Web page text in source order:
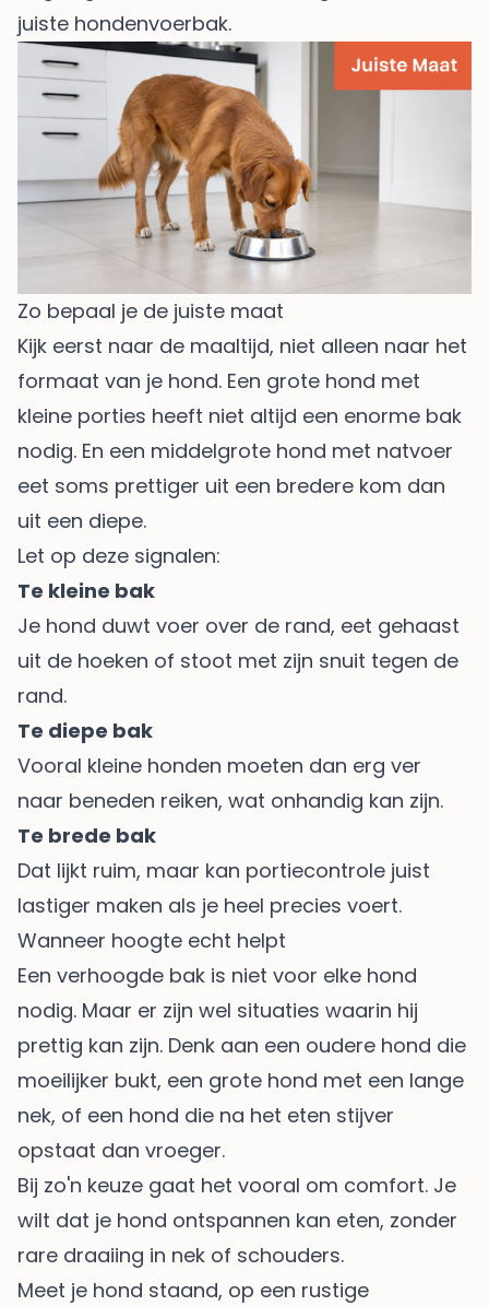
juiste hondenvoerbak.
Zo bepaal je de juiste maat
Kijk eerst naar de maaltijd, niet alleen naar het
formaat van je hond. Een grote hond met
kleine porties heeft niet altijd een enorme bak
nodig. En een middelgrote hond met natvoer
eet soms prettiger uit een bredere kom dan
uit een diepe.
Let op deze signalen:
Te kleine bak
Je hond duwt voer over de rand, eet gehaast
uit de hoeken of stoot met zijn snuit tegen de
rand.
Te diepe bak
Vooral kleine honden moeten dan erg ver
naar beneden reiken, wat onhandig kan zijn.
Te brede bak
Dat lijkt ruim, maar kan portiecontrole juist
lastiger maken als je heel precies voert.
Wanneer hoogte echt helpt
Een verhoogde bak is niet voor elke hond
nodig. Maar er zijn wel situaties waarin hij
prettig kan zijn. Denk aan een oudere hond die
moeilijker bukt, een grote hond met een lange
nek, of een hond die na het eten stijver
opstaat dan vroeger.
Bij zo'n keuze gaat het vooral om comfort. Je
wilt dat je hond ontspannen kan eten, zonder
rare draaiing in nek of schouders.
Meet je hond staand, op een rustige